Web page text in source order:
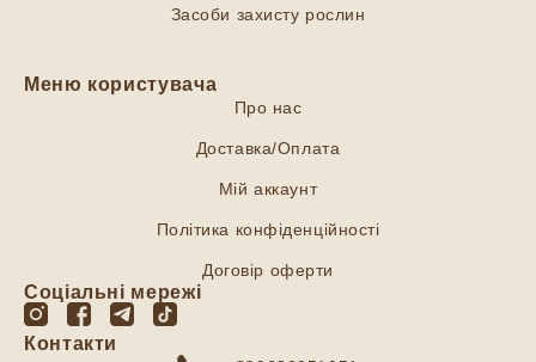
Засоби захисту рослин
Меню користувача
Про нас
Доставка/Оплата
Мій аккаунт
Політика конфіденційності
Договір оферти
Соціальні мережі
Контакти